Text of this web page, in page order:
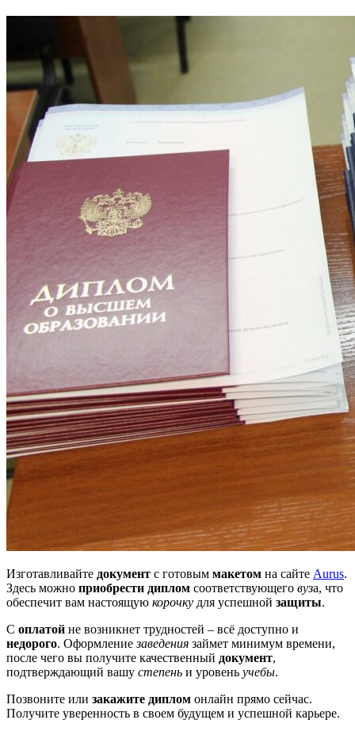
Изготавливайте документ с готовым макетом на сайте Aurus.
Здесь можно приобрести диплом соответствующего вуза, что
обеспечит вам настоящую корочку для успешной защиты.
С оплатой не возникнет трудностей – всё доступно и
недорого. Оформлениезаведения займет минимум времени,
после чего вы получите качественный документ,
подтверждающий вашу степень и уровень учебы.
Позвоните или закажите диплом онлайн прямо сейчас.
Получите уверенность в своем будущем и успешной карьере.